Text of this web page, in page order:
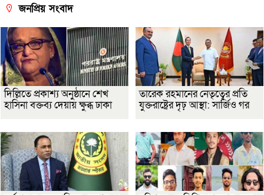
জনপ্রিয় সংবাদ
দিল্লিতে প্রকাশ্য অনুষ্ঠানে শেখ
হাসিনা বক্তব্য দেয়ায় ক্ষুব্ধ ঢাকা
তারেক রহমানের নেতৃত্বের প্রতি
যুক্তরাষ্ট্রের দৃঢ় আস্থা: সার্জিও গর